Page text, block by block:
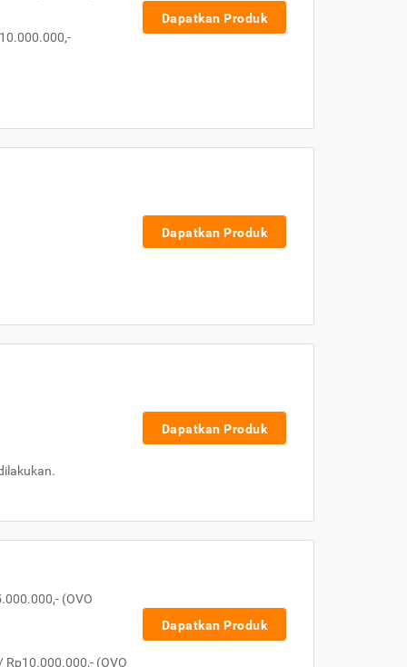
Dapatkan Produk
Dapatkan Produk
Dapatkan Produk
(OVO
Rp10.000.000,- (OVO
Dapatkan Produk